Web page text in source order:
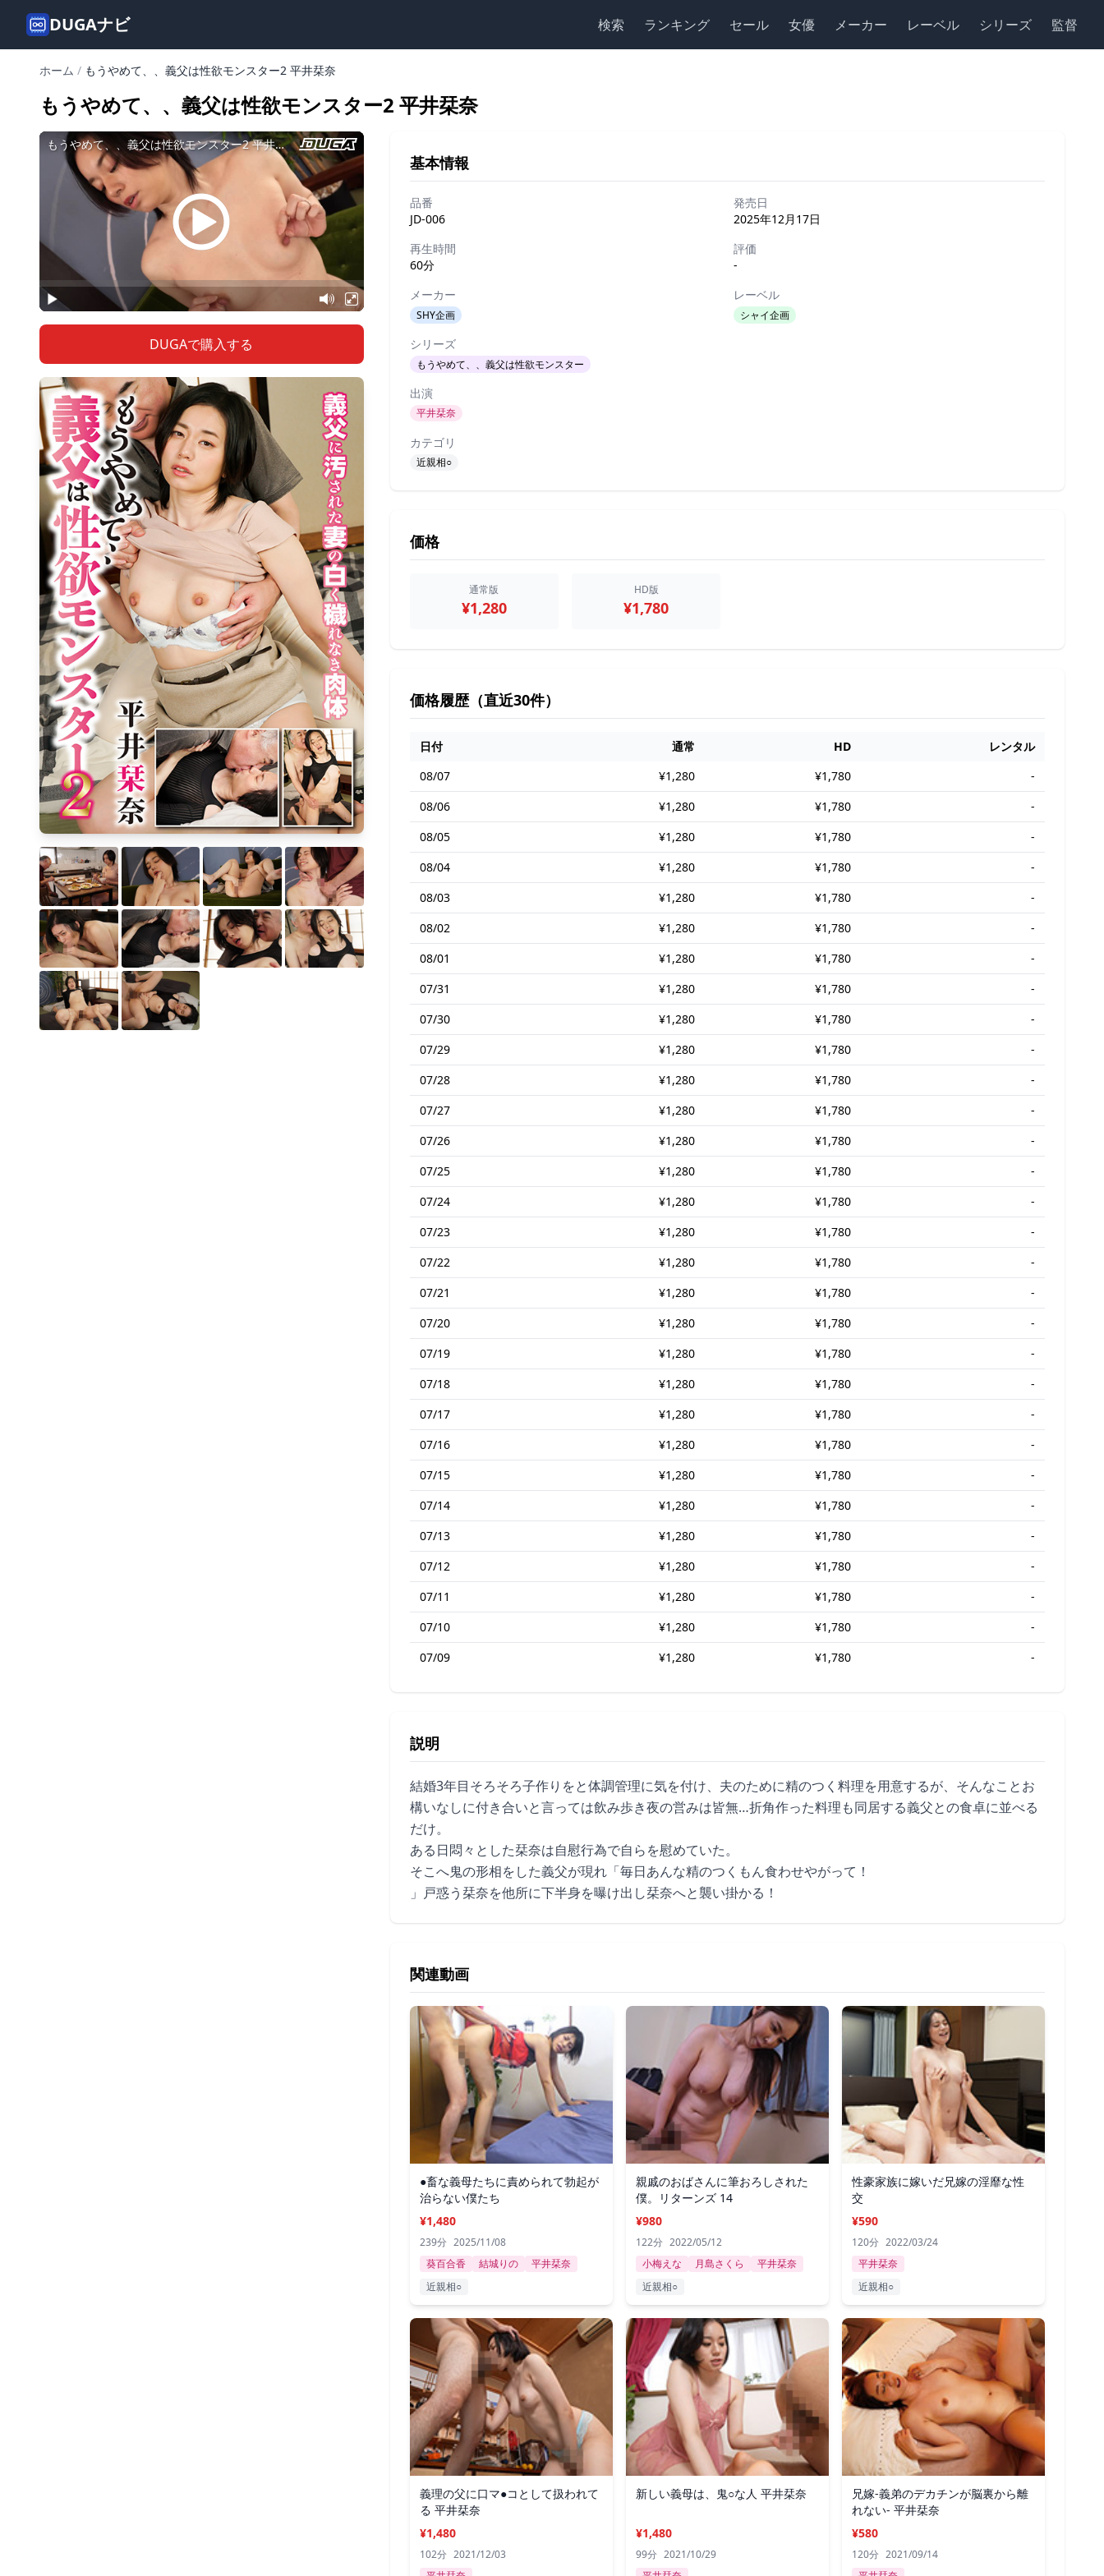
DUGAナビ 検索 ランキング セール 女優 メーカー レーベル シリーズ 監督
ホーム / もうやめて、、義父は性欲モンスター2 平井栞奈
もうやめて、、義父は性欲モンスター2 平井栞奈
DUGAで購入する
基本情報
品番
JD-006
発売日
2025年12月17日
再生時間
60分
評価
-
メーカー
SHY企画
レーベル
シャイ企画
シリーズ
もうやめて、、義父は性欲モンスター
出演
平井栞奈
カテゴリ
近親相○
価格
通常版
¥1,280
HD版
¥1,780
価格履歴（直近30件）
日付 通常 HD
レンタル
08/07
¥1,280 ¥1,780
-
08/06
¥1,280 ¥1,780
-
08/05
¥1,280 ¥1,780
-
08/04
¥1,280 ¥1,780
-
08/03
¥1,280 ¥1,780
-
08/02
¥1,280 ¥1,780
-
08/01
¥1,280 ¥1,780
-
07/31
¥1,280 ¥1,780
-
07/30
¥1,280 ¥1,780
-
07/29
¥1,280 ¥1,780
-
07/28
¥1,280 ¥1,780
-
07/27
¥1,280 ¥1,780
-
07/26
¥1,280 ¥1,780
-
07/25
¥1,280 ¥1,780
-
07/24
¥1,280 ¥1,780
-
07/23
¥1,280 ¥1,780
-
07/22
¥1,280 ¥1,780
-
07/21
¥1,280 ¥1,780
-
07/20
¥1,280 ¥1,780
-
07/19
¥1,280 ¥1,780
-
07/18
¥1,280 ¥1,780
-
07/17
¥1,280 ¥1,780
-
07/16
¥1,280 ¥1,780
-
07/15
¥1,280 ¥1,780
-
07/14
¥1,280 ¥1,780
-
07/13
¥1,280 ¥1,780
-
07/12
¥1,280 ¥1,780
-
07/11
¥1,280 ¥1,780
-
07/10
¥1,280 ¥1,780
-
07/09
¥1,280 ¥1,780 -
説明
結婚3年目そろそろ子作りをと体調管理に気を付け、夫のために精のつく料理を用意するが、そんなことお
構いなしに付き合いと言っては飲み歩き夜の営みは皆無…折角作った料理も同居する義父との食卓に並べる
だけ。
ある日悶々とした栞奈は自慰行為で自らを慰めていた。
そこへ鬼の形相をした義父が現れ「毎日あんな精のつくもん食わせやがって！
」戸惑う栞奈を他所に下半身を曝け出し栞奈へと襲い掛かる！
関連動画
●畜な義母たちに責められて勃起が
治らない僕たち
¥1,480
239分 2025/11/08
葵百合香
結城りの
平井栞奈
近親相○
親戚のおばさんに筆おろしされた
僕。リターンズ 14
¥980
122分 2022/05/12
小梅えな
月島さくら
平井栞奈
近親相○
性豪家族に嫁いだ兄嫁の淫靡な性
交
¥590
120分 2022/03/24
平井栞奈
近親相○
義理の父に口マ●コとして扱われて
る 平井栞奈
¥1,480
102分 2021/12/03
新しい義母は、鬼○な人 平井栞奈
¥1,480
99分 2021/10/29
兄嫁-義弟のデカチンが脳裏から離
れない- 平井栞奈
¥580
120分 2021/09/14